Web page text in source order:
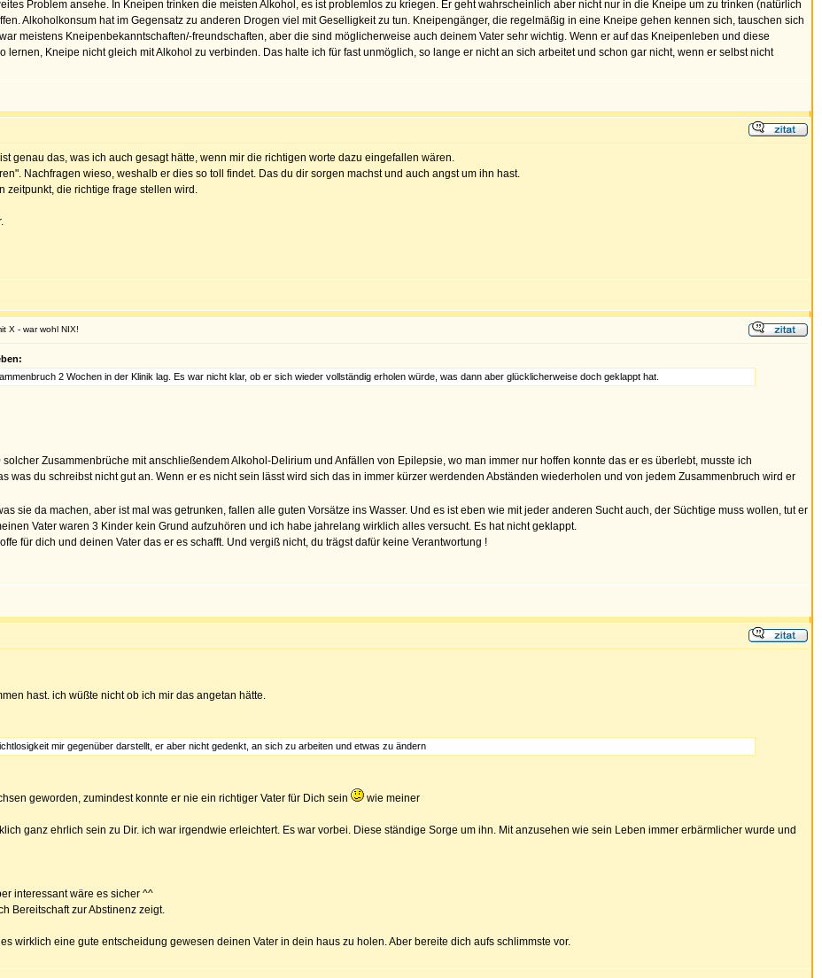
Problem ansehe. In Kneipen trinken die meisten Alkohol, es ist problemlos zu kriegen. Er geht wahrscheinlich aber nicht nur in die Kneipe um zu trinken (natürlich
Alkoholkonsum hat im Gegensatz zu anderen Drogen viel mit Geselligkeit zu tun. Kneipengänger, die regelmäßig in eine Kneipe gehen kennen sich, tauschen sich
meistens Kneipenbekanntschaften/-freundschaften, aber die sind möglicherweise auch deinem Vater sehr wichtig. Wenn er auf das Kneipenleben und diese
lernen, Kneipe nicht gleich mit Alkohol zu verbinden. Das halte ich für fast unmöglich, so lange er nicht an sich arbeitet und schon gar nicht, wenn er selbst nicht
genau das, was ich auch gesagt hätte, wenn mir die richtigen worte dazu eingefallen wären.
Nachfragen wieso, weshalb er dies so toll findet. Das du dir sorgen machst und auch angst um ihn hast.
zeitpunkt, die richtige frage stellen wird.
X - war wohl NIX!
2 Wochen in der Klinik lag. Es war nicht klar, ob er sich wieder vollständig erholen würde, was dann aber glücklicherweise doch geklappt hat.
Zusammenbrüche mit anschließendem Alkohol-Delirium und Anfällen von Epilepsie, wo man immer nur hoffen konnte das er es überlebt, musste ich
was du schreibst nicht gut an. Wenn er es nicht sein lässt wird sich das in immer kürzer werdenden Abständen wiederholen und von jedem Zusammenbruch wird er
sie da machen, aber ist mal was getrunken, fallen alle guten Vorsätze ins Wasser. Und es ist eben wie mit jeder anderen Sucht auch, der Süchtige muss wollen, tut er
Vater waren 3 Kinder kein Grund aufzuhören und ich habe jahrelang wirklich alles versucht. Es hat nicht geklappt.
für dich und deinen Vater das er es schafft. Und vergiß nicht, du trägst dafür keine Verantwortung !
hast. ich wüßte nicht ob ich mir das angetan hätte.
mir gegenüber darstellt, er aber nicht gedenkt, an sich zu arbeiten und etwas zu ändern
geworden, zumindest konnte er nie ein richtiger Vater für Dich sein
wie meiner
ganz ehrlich sein zu Dir. ich war irgendwie erleichtert. Es war vorbei. Diese ständige Sorge um ihn. Mit anzusehen wie sein Leben immer erbärmlicher wurde und
interessant wäre es sicher ^^
Bereitschaft zur Abstinenz zeigt.
wirklich eine gute entscheidung gewesen deinen Vater in dein haus zu holen. Aber bereite dich aufs schlimmste vor.